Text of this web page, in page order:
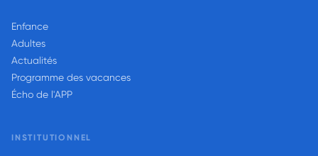
Enfance
Adultes
Actualités
Programme des vacances
Écho de l'APP
INSTITUTIONNEL